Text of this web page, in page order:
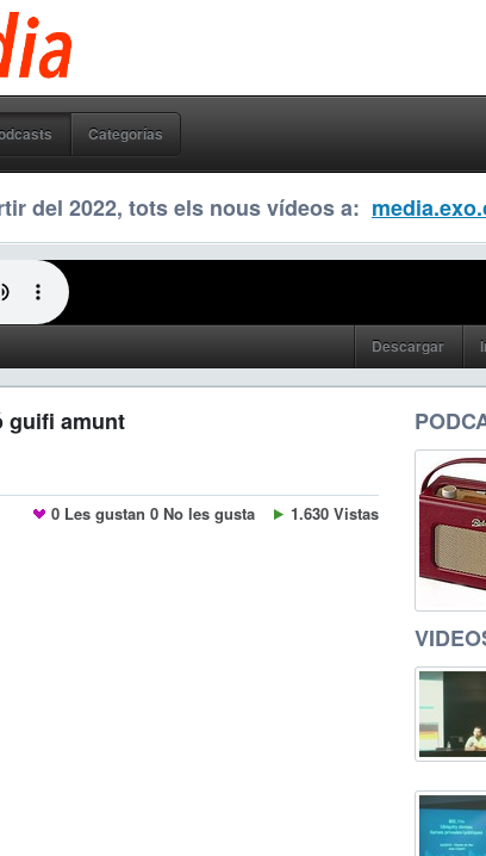
Categorías
del 2022, tots els nous vídeos a:
Descargar
guifi amunt
1.630 Vistas
0 Les gustan 0 No les gusta